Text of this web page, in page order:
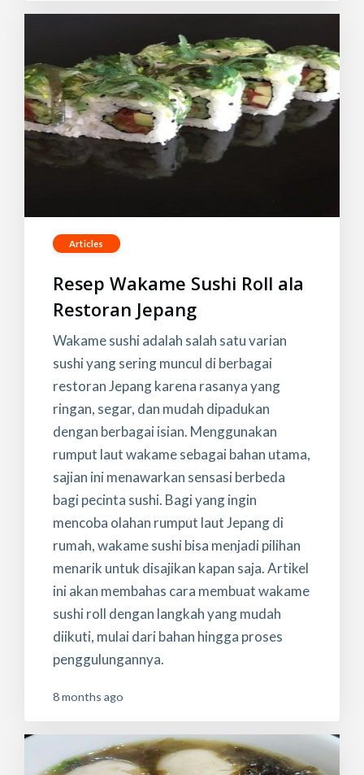
Articles
Resep Wakame Sushi Roll ala
Restoran Jepang
Wakame sushi adalah salah satu varian
sushi yang sering muncul di berbagai
restoran Jepang karena rasanya yang
ringan, segar, dan mudah dipadukan
dengan berbagai isian. Menggunakan
rumput laut wakame sebagai bahan utama,
sajian ini menawarkan sensasi berbeda
bagi pecinta sushi. Bagi yang ingin
mencoba olahan rumput laut Jepang di
rumah, wakame sushi bisa menjadi pilihan
menarik untuk disajikan kapan saja. Artikel
ini akan membahas cara membuat wakame
sushi roll dengan langkah yang mudah
diikuti, mulai dari bahan hingga proses
penggulungannya.
8 months ago